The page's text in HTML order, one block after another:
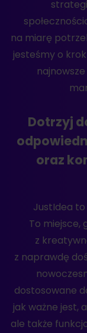
na miarę
jesteśmy o
Dotrzyj
oraz
JustIdea
To miejsce,
z
z naprawdę
dostosowane
jak ważne jest,
ale także